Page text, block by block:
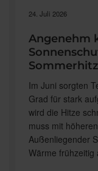
24. Juli 2026
Angenehm
Im Juni sorgten
Grad für stark
wird die Hitze
muss mit
Außenliegender
Wärme